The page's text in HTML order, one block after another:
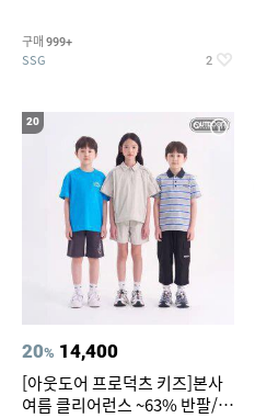
구매 999+
SSG 2
20
20% 14,400
[아웃도어 프로덕츠 키즈]본사
여름 클리어런스 ~63% 반팔/반